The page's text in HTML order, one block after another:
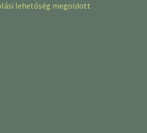
lehetőség megoldott